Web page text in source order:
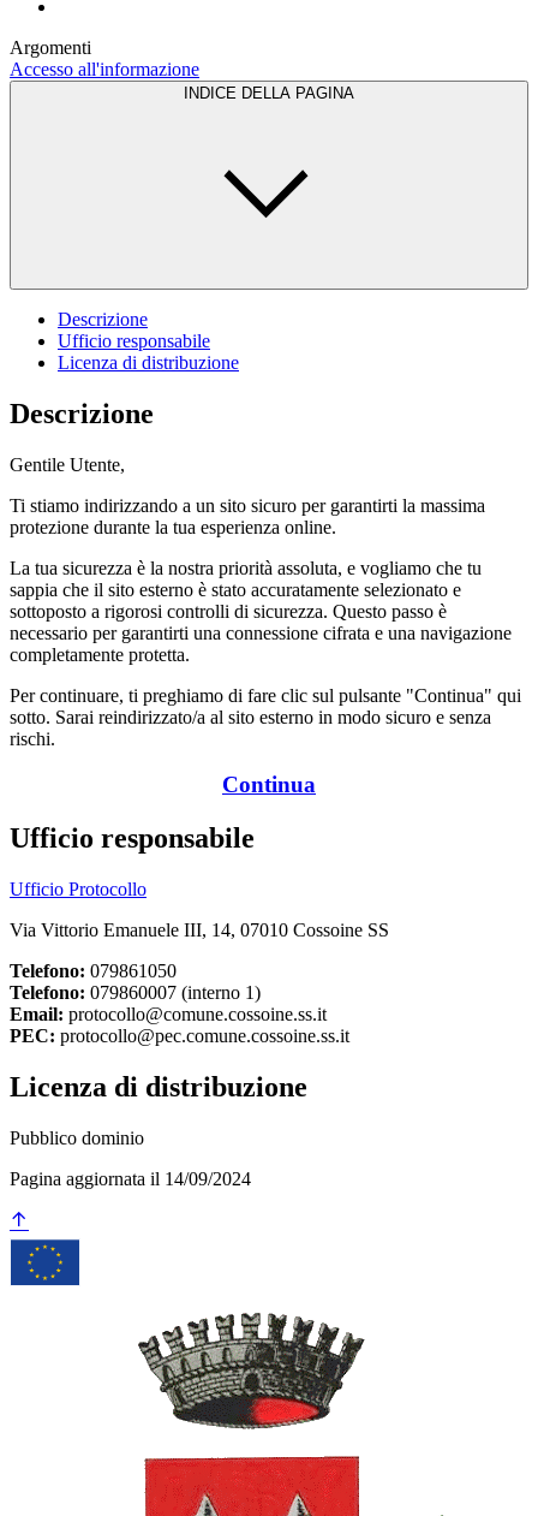
Argomenti
Accesso all'informazione
INDICE DELLA PAGINA
Descrizione
Ufficio responsabile
Licenza di distribuzione
Descrizione
Gentile Utente,
Ti stiamo indirizzando a un sito sicuro per garantirti la massima
protezione durante la tua esperienza online.
La tua sicurezza è la nostra priorità assoluta, e vogliamo che tu
sappia che il sito esterno è stato accuratamente selezionato e
sottoposto a rigorosi controlli di sicurezza. Questo passo è
necessario per garantirti una connessione cifrata e una navigazione
completamente protetta.
Per continuare, ti preghiamo di fare clic sul pulsante "Continua" qui
sotto. Sarai reindirizzato/a al sito esterno in modo sicuro e senza
rischi.
Continua
Ufficio responsabile
Ufficio Protocollo
Via Vittorio Emanuele III, 14, 07010 Cossoine SS
Telefono: 079861050
Telefono: 079860007 (interno 1)
Email: protocollo@comune.cossoine.ss.it
PEC: protocollo@pec.comune.cossoine.ss.it
Licenza di distribuzione
Pubblico dominio
Pagina aggiornata il 14/09/2024